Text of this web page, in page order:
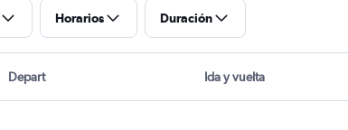
Horarios Duración
Depart Ida y vuelta